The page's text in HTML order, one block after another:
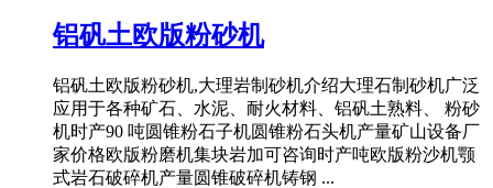
铝矾土欧版粉砂机
铝矾土欧版粉砂机,大理岩制砂机介绍大理石制砂机广泛
应用于各种矿石、水泥、耐火材料、铝矾土熟料、 粉砂
机时产90 吨圆锥粉石子机圆锥粉石头机产量矿山设备厂
家价格欧版粉磨机集块岩加可咨询时产吨欧版粉沙机颚
式岩石破碎机产量圆锥破碎机铸钢 ...